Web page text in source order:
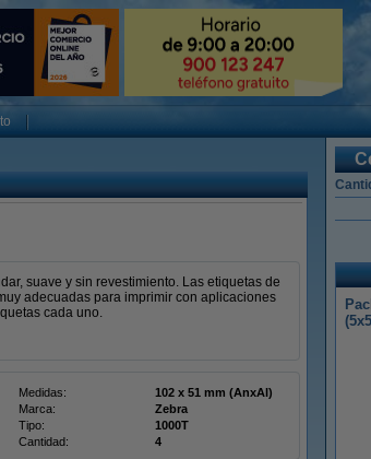
suave y sin revestimiento. Las etiquetas de
adecuadas para imprimir con aplicaciones
cada uno.
Medidas:
102 x 51 mm (AnxAl)
Marca:
Zebra
Tipo:
1000T
Cantidad: 4